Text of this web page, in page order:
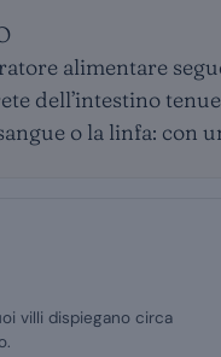
alimentare
dell’intestino
o la linfa: con
villi dispiegano circa